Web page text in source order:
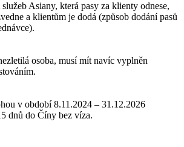
Asiany, která pasy za klienty odnese,
a klientům je dodá (způsob dodání pasů
osoba, musí mít navíc vyplněn
v období 8.11.2024 – 31.12.2026
dnů do Číny bez víza.